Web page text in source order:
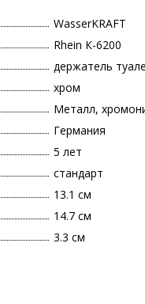
WasserKRAFT
Rhein К-6200
держатель
хром
Металл,
Германия
5 лет
стандарт
13.1 см
14.7 см
3.3 см